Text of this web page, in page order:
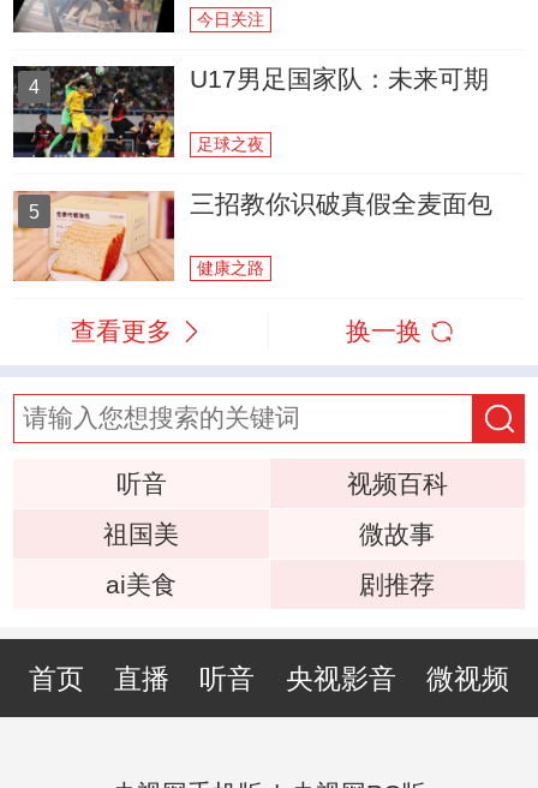
今日关注
4 U17男足国家队：未来可期
足球之夜
5 三招教你识破真假全麦面包
健康之路
查看更多 换一换
听音
视频百科
祖国美
微故事
ai美食
剧推荐
首页 直播 听音 央视影音 微视频